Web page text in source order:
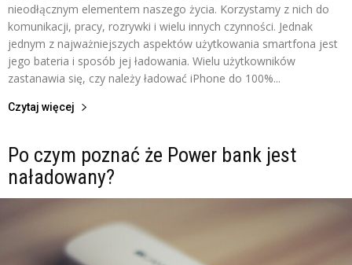
nieodłącznym elementem naszego życia. Korzystamy z nich do
komunikacji, pracy, rozrywki i wielu innych czynności. Jednak
jednym z najważniejszych aspektów użytkowania smartfona jest
jego bateria i sposób jej ładowania. Wielu użytkowników
zastanawia się, czy należy ładować iPhone do 100%...
Czytaj więcej
Po czym poznać że Power bank jest
naładowany?